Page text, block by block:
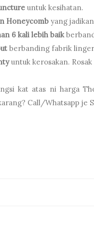
untuk kesihatan.
Honeycomb yang
6 kali lebih baik
berbanding fabrik
untuk kerosakan.
kat atas ni harga
Call/Whatsapp je